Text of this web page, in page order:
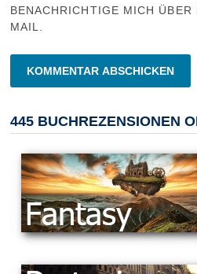
BENACHRICHTIGE MICH
MAIL.
445 BUCHREZENSIONEN